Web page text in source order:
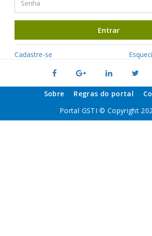
Entrar
Cadastre-se
Sobre Regras do portal
Portal GSTI © Copyright